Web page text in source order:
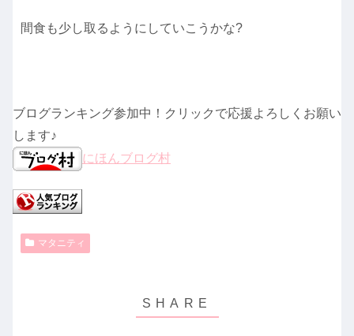
間食も少し取るようにしていこうかな?
ブログランキング参加中！クリックで応援よろしくお願い
します♪
にほんブログ村
マタニティ